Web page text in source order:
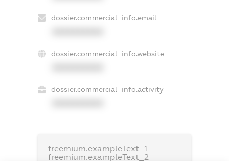
dossier.commercial_info.email
dossier.commercial_info.website
dossier.commercial_info.activity
freemium.exampleText_1
freemium.exampleText_2